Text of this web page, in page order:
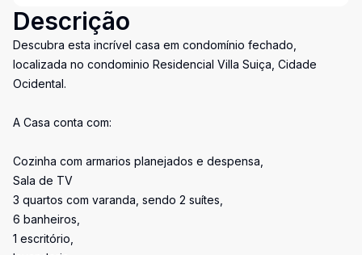
Descrição
Descubra esta incrível casa em condomínio fechado,
localizada no condominio Residencial Villa Suiça, Cidade
Ocidental.
A Casa conta com:
Cozinha com armarios planejados e despensa,
Sala de TV
3 quartos com varanda, sendo 2 suítes,
6 banheiros,
1 escritório,